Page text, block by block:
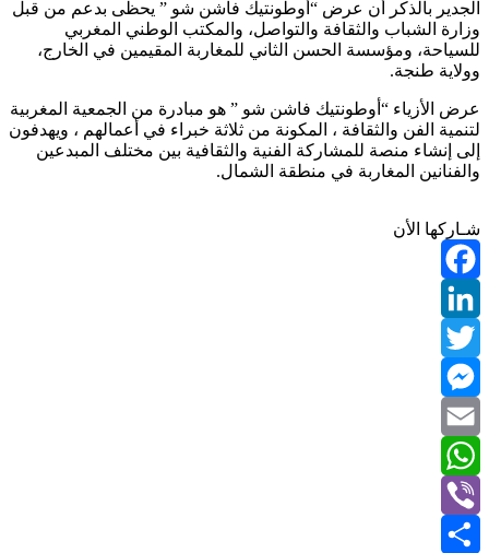
الجدير بالذكر أن عرض “أوطونتيك فاشن شو ” يحظى بدعم من قبل
وزارة الشباب والثقافة والتواصل، والمكتب الوطني المغربي
للسياحة، ومؤسسة الحسن الثاني للمغاربة المقيمين في الخارج،
وولاية طنجة.
عرض الأزياء “أوطونتيك فاشن شو ” هو مبادرة من الجمعية المغربية
لتنمية الفن والثقافة ، المكونة من ثلاثة خبراء في أعمالهم ، ويهدفون
إلى إنشاء منصة للمشاركة الفنية والثقافية بين مختلف المبدعين
والفنانين المغاربة في منطقة الشمال.
شـاركها الأن
Facebook
LinkedIn
Twitter
Messenger
Email
WhatsApp
Viber